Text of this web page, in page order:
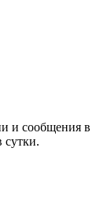
и сообщения в
сутки.